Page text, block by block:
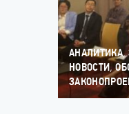
АНАЛИТИКА,
НОВОСТИ,